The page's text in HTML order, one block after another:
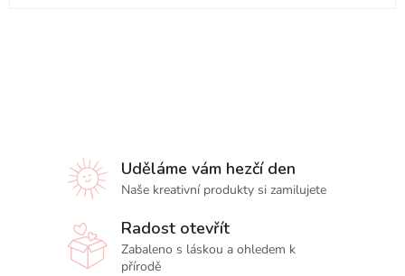
Uděláme vám hezčí den
Naše kreativní produkty si zamilujete
Radost otevřít
Zabaleno s láskou a ohledem k
přírodě